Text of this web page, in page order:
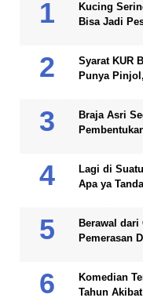
Kucing
Bisa Jadi
Syarat KUR
Punya
Braja Asri
Lagi di
Apa ya
Berawal dari
Pemerasan
Komedian
Tahun